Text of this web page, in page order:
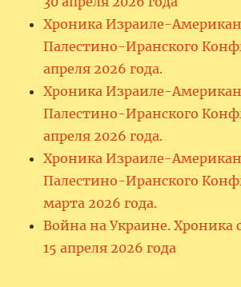
Хроника Израиле-
Палестино-Иранского
апреля 2026 года.
Хроника Израиле-
Палестино-Иранского
апреля 2026 года.
Хроника Израиле-
Палестино-Иранского
марта 2026 года.
Война на Украине. Хроника
15 апреля 2026 года